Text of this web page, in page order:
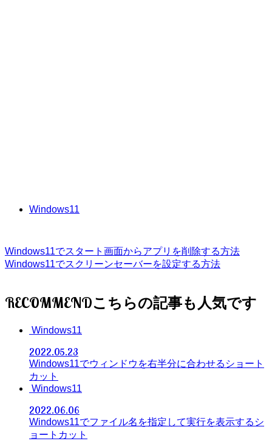
Windows11
Windows11でスタート画面からアプリを削除する方法
Windows11でスクリーンセーバーを設定する方法
RECOMMEND
Windows11
2022.05.23
Windows11でウィンドウを右半分に合わせるショート
カット
Windows11
2022.06.06
Windows11でファイル名を指定して実行を表示するシ
ョートカット